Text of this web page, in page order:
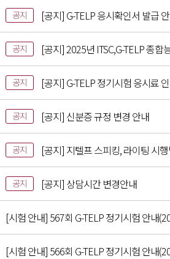
공지 [공지] G-TELP 응시확인서 발급
공지 [공지] 2025년 ITSC,G-TELP 종합
공지 [공지] G-TELP 정기시험 응시료
공지 [공지] 신분증 규정 변경 안내
공지 [공지] 지텔프 스피킹, 라이팅 시
공지 [공지] 상담시간 변경안내
[시험 안내] 567회 G-TELP 정기시험 안내
[시험 안내] 566회 G-TELP 정기시험 안내